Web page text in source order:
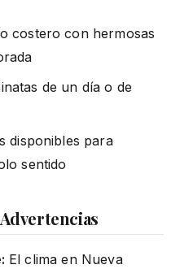
costero con hermosas
de un día o de
disponibles para
sentido
El clima en Nueva